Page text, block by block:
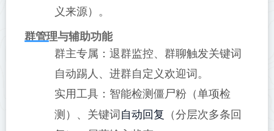
义来源）。
群管理与辅助功能
群主专属：退群监控、群聊触发关键词
自动踢人、进群自定义欢迎词。
实用工具：智能检测僵尸粉（单项检
测）、关键词 自动回复 （分层次多条回